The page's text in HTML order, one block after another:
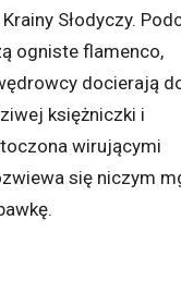
Słodyczy.
ogniste flamenco,
docierają
księżniczki i
wirującymi
się niczym